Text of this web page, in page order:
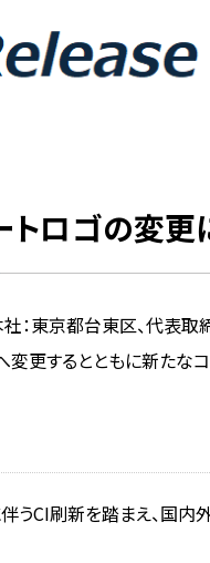
ロゴの変更
社：東京都台東区、代
変更するとともに新たな
CI刷新を踏まえ、国内